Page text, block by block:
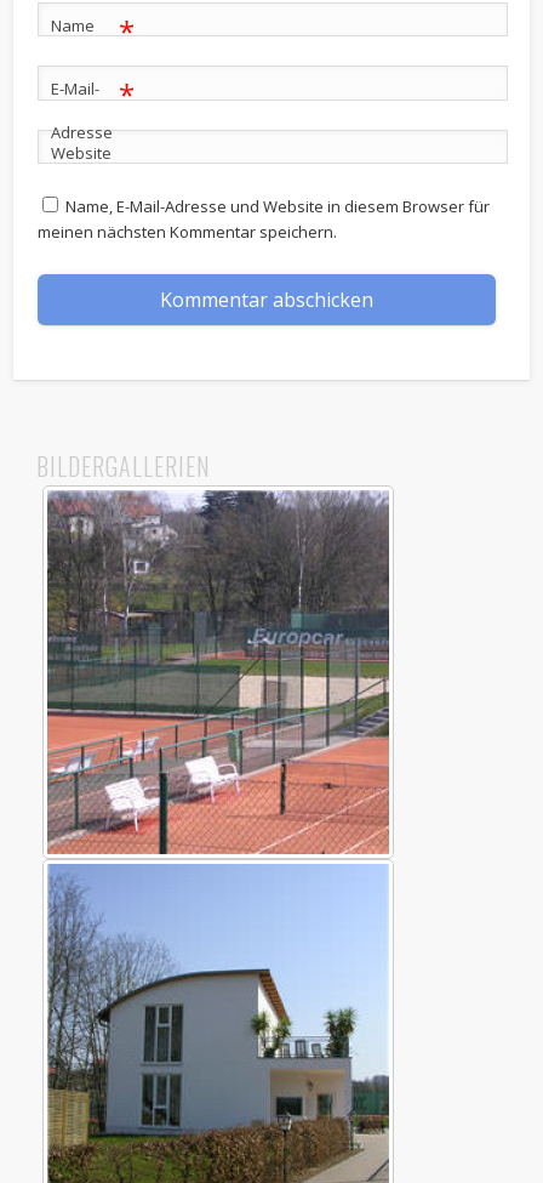
Name *
E-Mail-
Adresse
*
Website
Name, E-Mail-Adresse und Website in diesem Browser für
meinen nächsten Kommentar speichern.
BILDERGALLERIEN